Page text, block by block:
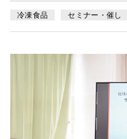
冷凍食品 セミナー・催し